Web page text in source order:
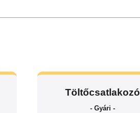
Töltőcsatlakozó
- Gyári -